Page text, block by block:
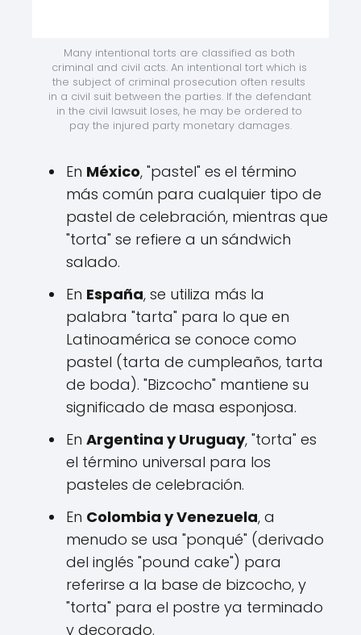
Many intentional torts are classified as both
criminal and civil acts. An intentional tort which is
the subject of criminal prosecution often results
in a civil suit between the parties. If the defendant
in the civil lawsuit loses, he may be ordered to
pay the injured party monetary damages.
En México, "pastel" es el término
más común para cualquier tipo de
pastel de celebración, mientras que
"torta" se refiere a un sándwich
salado.
En España, se utiliza más la
palabra "tarta" para lo que en
Latinoamérica se conoce como
pastel (tarta de cumpleaños, tarta
de boda). "Bizcocho" mantiene su
significado de masa esponjosa.
En Argentina y Uruguay, "torta" es
el término universal para los
pasteles de celebración.
En Colombia y Venezuela, a
menudo se usa "ponqué" (derivado
del inglés "pound cake") para
referirse a la base de bizcocho, y
"torta" para el postre ya terminado
y decorado.